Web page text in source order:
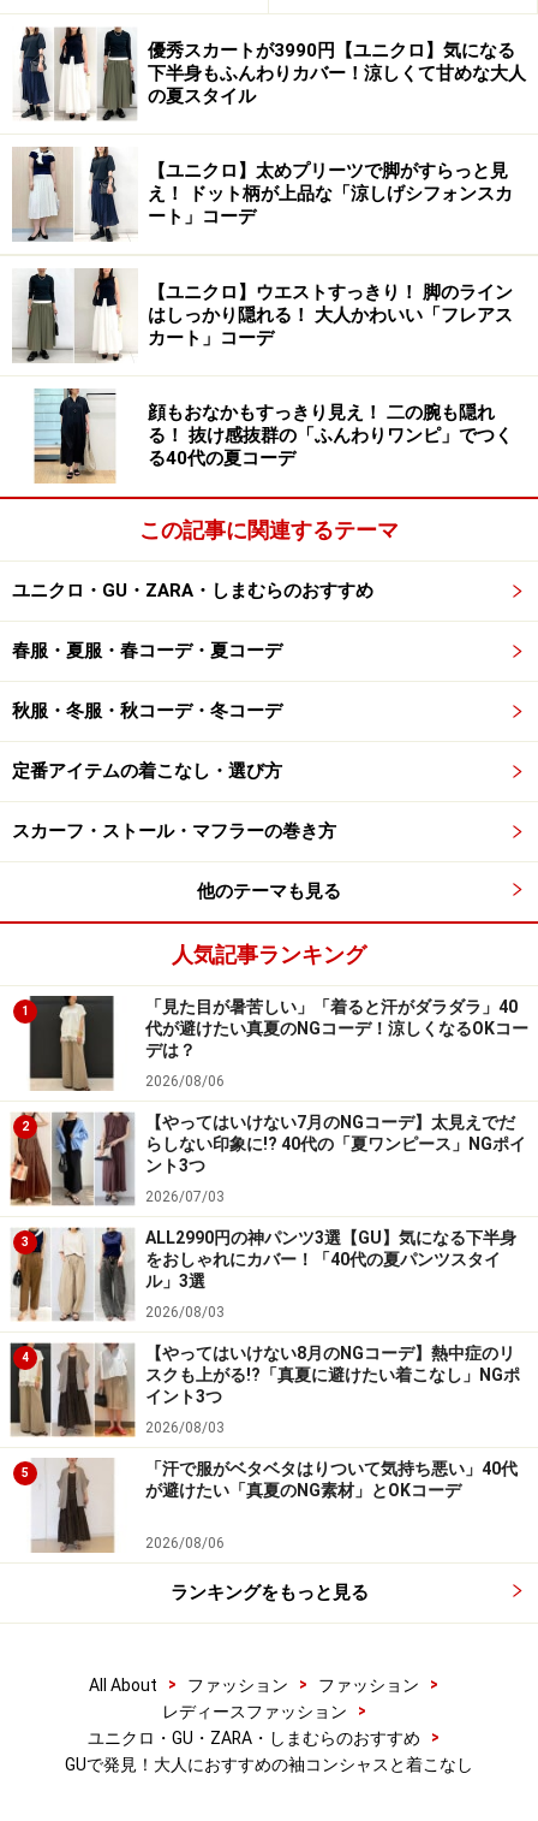
は、ボトムスにダークカラーのものを持ってきて、引き
締めると◎。また、爽やかな印象を醸し出してくれるホ
ワイトも、これからの時期におすすめです。
■大人の袖コンのデザイン選び
大人が避けたいデザインは、肩を露出するオープンショ
ルダーと、前面にレースがあしらわれたタイプです。た
とえ色が落ち着いていても、トレンドのデザインと大胆
な肌見せをかけあわせると、どうしても若い印象になっ
てしまうので、手を出さない方が無難です。
では、さっそくお勧めのアイテムを見ていきましょう。
今回紹介する「GU（ジーユー）」では「盛り袖」という
呼び方でCMを打ち出していますが、袖コンと同じものを
指します。最後に着こなしのコツも紹介しますので、参
考にしてみてくださいね。
ドロップショルダー&ラッフルスリーブの
袖コン
サテンラッフルブラウス 1490円（税抜）／GU（ジーユ
サテンラッフルブラウス 1490円（税抜）／GU（ジーユ
ー）
ドロップショルダー＆ラッフルスリーブで、トレンドを
おさえつつ、二の腕をカバーしてくれるところがおすす
めの袖コンです。エレガントなサテン素材なので、ボト
ムスはデニムといったカジュアルなものとあわせてカジ
ュアルダウンするとこなれて見えます。
今季らしいボリューム感のあるフレアスリ
ーブ
オーバーサイズフリルスリーブ 1490円（税抜）／GU（ジ
ーユー）
オーバーサイズフリルスリーブ 1490円（税抜）／GU（ジ
ス。ネイビーのカラーは、落ち着いた印象で、オフィス
にもぴったり。袖にボリュームがあるので、トップスの
前だけインして、ボトムスはすっきりとまとめるとバラ
ンスよく見えます。
優秀スカートが3990円【ユニクロ】気になる
下半身もふんわりカバー！涼しくて甘めな大人
の夏スタイル
【ユニクロ】太めプリーツで脚がすらっと見
え！ ドット柄が上品な「涼しげシフォンスカ
ート」コーデ
【ユニクロ】ウエストすっきり！ 脚のライン
はしっかり隠れる！ 大人かわいい「フレアス
カート」コーデ
顔もおなかもすっきり見え！ 二の腕も隠れ
る！ 抜け感抜群の「ふんわりワンピ」でつく
る40代の夏コーデ
この記事に関連するテーマ
ユニクロ・GU・ZARA・しまむらのおすすめ
春服・夏服・春コーデ・夏コーデ
秋服・冬服・秋コーデ・冬コーデ
定番アイテムの着こなし・選び方
スカーフ・ストール・マフラーの巻き方
他のテーマも見る
人気記事ランキング
1
「見た目が暑苦しい」「着ると汗がダラダラ」40
代が避けたい真夏のNGコーデ！涼しくなるOKコー
デは？
2026/08/06
2
【やってはいけない7月のNGコーデ】太見えでだ
らしない印象に!? 40代の「夏ワンピース」NGポイ
ント3つ
2026/07/03
3
ALL2990円の神パンツ3選【GU】気になる下半身
をおしゃれにカバー！「40代の夏パンツスタイ
ル」3選
2026/08/03
4
【やってはいけない8月のNGコーデ】熱中症のリ
スクも上がる!?「真夏に避けたい着こなし」NGポ
イント3つ
2026/08/03
5
「汗で服がベタベタはりついて気持ち悪い」40代
が避けたい「真夏のNG素材」とOKコーデ
2026/08/06
ランキングをもっと見る
All About > ファッション > ファッション
>
レディースファッション
>
ユニクロ・GU・ZARA・しまむらのおすすめ
>
GUで発見！大人におすすめの袖コンシャスと着こなし